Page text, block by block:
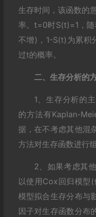
生存时间，该函数的
率。t=0时S(t)=1，
不增)，1-S(t)为累积
过t的概率。
二、生存分析的
1、生存分析的
的方法有Kaplan-
据，在不考虑其他混
方法对生存函数进行
2、如果考虑其
以使用Cox回归模型
模型拟合生存分布与
因子对生存函数分布